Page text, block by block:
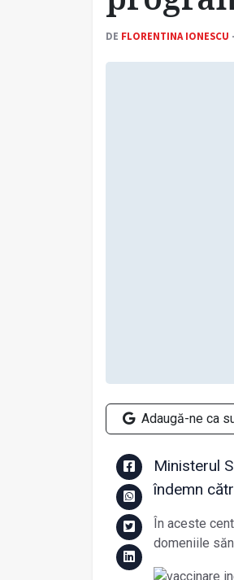
DE FLORENTINA IONESCU
Adaugă-ne ca
Ministerul
îndemn
În aceste
domeniile